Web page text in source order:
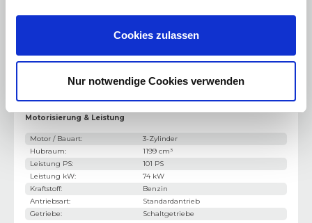
Cookies zulassen
Nur notwendige Cookies verwenden
Gepäckraumabdeckung
Start-Stop-Automatik
Winter-Paket
Motorisierung & Leistung
Motor / Bauart:
3-Zylinder
Hubraum:
1199 cm³
Leistung PS:
101 PS
Leistung kW:
74 kW
Kraftstoff:
Benzin
Antriebsart:
Standardantrieb
Getriebe: Schaltgetriebe